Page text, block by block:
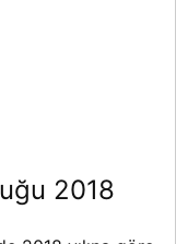
2018